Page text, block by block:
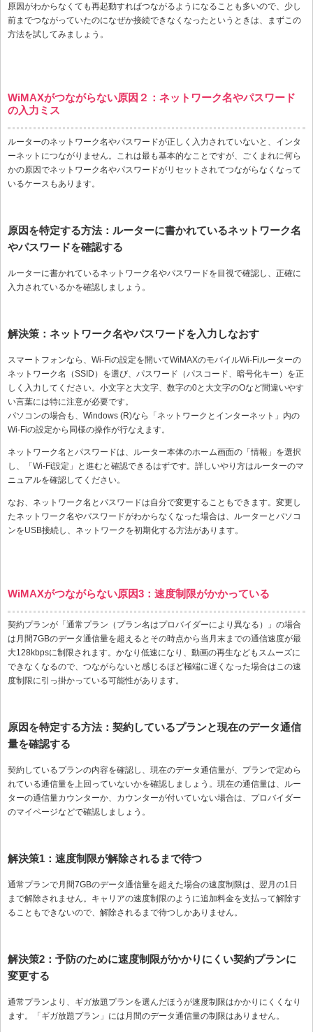
原因がわからなくても再起動すればつながるようになることも多いので、少し
前までつながっていたのになぜか接続できなくなったというときは、まずこの
方法を試してみましょう。
WiMAXがつながらない原因２：ネットワーク名やパスワード
の入力ミス
ルーターのネットワーク名やパスワードが正しく入力されていないと、インタ
ーネットにつながりません。これは最も基本的なことですが、ごくまれに何ら
かの原因でネットワーク名やパスワードがリセットされてつながらなくなって
いるケースもあります。
原因を特定する方法：ルーターに書かれているネットワーク名
やパスワードを確認する
ルーターに書かれているネットワーク名やパスワードを目視で確認し、正確に
入力されているかを確認しましょう。
解決策：ネットワーク名やパスワードを入力しなおす
スマートフォンなら、Wi-Fiの設定を開いてWiMAXのモバイルWi-Fiルーターの
ネットワーク名（SSID）を選び、パスワード（パスコード、暗号化キー）を正
しく入力してください。小文字と大文字、数字の0と大文字のOなど間違いやす
い言葉には特に注意が必要です。
パソコンの場合も、Windows (R)なら「ネットワークとインターネット」内の
Wi-Fiの設定から同様の操作が行なえます。
ネットワーク名とパスワードは、ルーター本体のホーム画面の「情報」を選択
し、「Wi-Fi設定」と進むと確認できるはずです。詳しいやり方はルーターのマ
ニュアルを確認してください。
なお、ネットワーク名とパスワードは自分で変更することもできます。変更し
たネットワーク名やパスワードがわからなくなった場合は、ルーターとパソコ
ンをUSB接続し、ネットワークを初期化する方法があります。
WiMAXがつながらない原因3：速度制限がかかっている
契約プランが「通常プラン（プラン名はプロバイダーにより異なる）」の場合
は月間7GBのデータ通信量を超えるとその時点から当月末までの通信速度が最
大128kbpsに制限されます。かなり低速になり、動画の再生などもスムーズに
できなくなるので、つながらないと感じるほど極端に遅くなった場合はこの速
度制限に引っ掛かっている可能性があります。
原因を特定する方法：契約しているプランと現在のデータ通信
量を確認する
契約しているプランの内容を確認し、現在のデータ通信量が、プランで定めら
れている通信量を上回っていないかを確認しましょう。現在の通信量は、ルー
ターの通信量カウンターか、カウンターが付いていない場合は、プロバイダー
のマイページなどで確認しましょう。
解決策1：速度制限が解除されるまで待つ
通常プランで月間7GBのデータ通信量を超えた場合の速度制限は、翌月の1日
まで解除されません。キャリアの速度制限のように追加料金を支払って解除す
ることもできないので、解除されるまで待つしかありません。
解決策2：予防のために速度制限がかかりにくい契約プランに
変更する
通常プランより、ギガ放題プランを選んだほうが速度制限はかかりにくくなり
ます。「ギガ放題プラン」には月間のデータ通信量の制限はありません。